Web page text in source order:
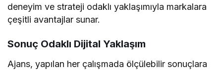
deneyim ve strateji odaklı yaklaşımıyla markalara
çeşitli avantajlar sunar.
Sonuç Odaklı Dijital Yaklaşım
Ajans, yapılan her çalışmada ölçülebilir sonuçlara